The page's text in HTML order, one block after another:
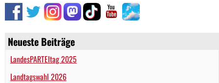
Neueste Beiträge
LandesPARTEItag 2025
Landtagswahl 2026